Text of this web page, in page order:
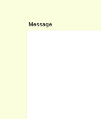
Message